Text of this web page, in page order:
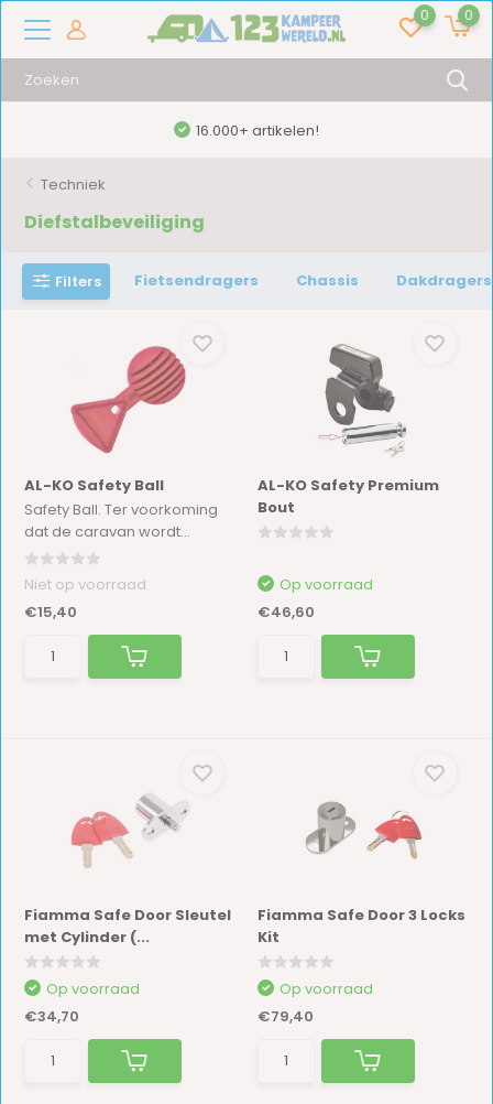
0 0
16.000+ artikelen!
Techniek
Diefstalbeveiliging
Filters Fietsendragers Chassis Dakdragers
AL-KO Safety Ball
Safety Ball. Ter voorkoming
dat de caravan wordt...
Niet op voorraad
€15,40
AL-KO Safety Premium
Bout
Op voorraad
€46,60
Fiamma Safe Door Sleutel
met Cylinder (...
Op voorraad
€34,70
Fiamma Safe Door 3 Locks
Kit
Op voorraad
€79,40